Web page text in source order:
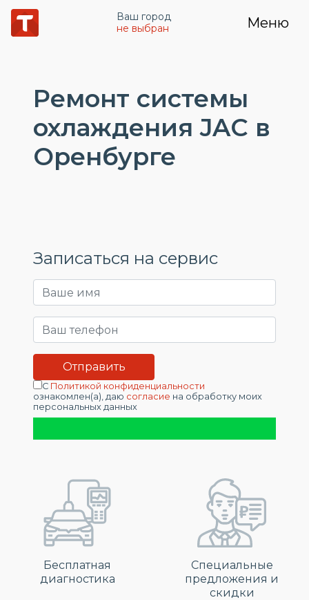
Ваш город
не выбран
Меню
Ремонт системы
охлаждения JAC в
Оренбурге
Записаться на сервис
С Политикой конфиденциальности
ознакомлен(а), даю согласие на обработку моих
персональных данных
Бесплатная
диагностика
Специальные
предложения и
скидки